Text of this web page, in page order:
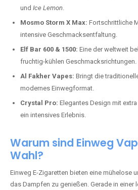
und Ice Lemon.
Mosmo Storm X Max: Fortschrittliche
intensive Geschmacksentfaltung.
Elf Bar 600 & 1500: Eine der weltweit
fruchtig-kühlen Geschmacksrichtungen.
Al Fakher Vapes: Bringt die
modernes Einwegformat.
Crystal Pro: Elegantes Design mit
ein intensives Erlebnis.
Warum sind Einweg
Wahl?
Einweg E-Zigaretten bieten eine mühelose
das Dampfen zu genießen. Gerade in einer